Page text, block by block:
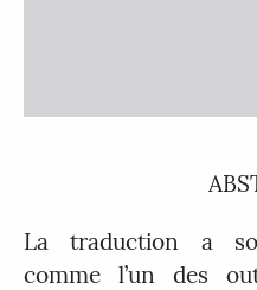
La traduction a
comme l’un des